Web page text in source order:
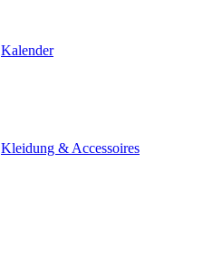
Kalender
Kleidung & Accessoires